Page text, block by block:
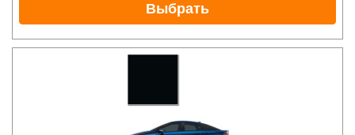
Выбрать